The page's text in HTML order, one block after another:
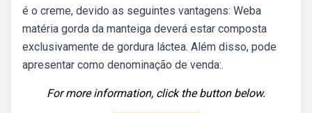
é o creme, devido as seguintes vantagens: Weba
matéria gorda da manteiga deverá estar composta
exclusivamente de gordura láctea. Além disso, pode
apresentar como denominação de venda:.
For more information, click the button below.